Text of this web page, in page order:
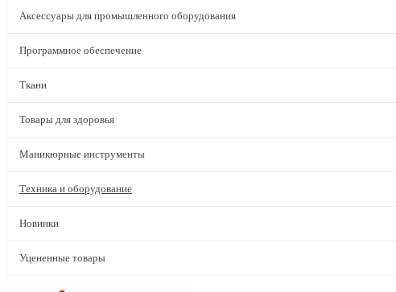
Аксессуары для промышленного оборудования
Программное обеспечение
Ткани
Товары для здоровья
Маникюрные инструменты
Техника и оборудование
Новинки
Уцененные товары